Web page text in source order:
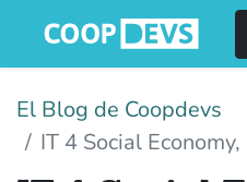
El Blog de Coopdevs
IT 4 Social Economy,